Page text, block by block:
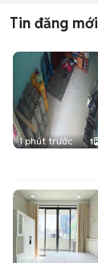
Tin đăng mới
1 phút trước 1